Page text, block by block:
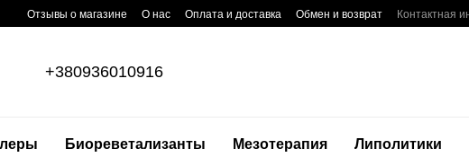
Перейти к основному контенту
Отзывы о магазине О нас Оплата и доставка Обмен и возврат Контактная
+380936010916
Биореветализанты Мезотерапия Липолитики